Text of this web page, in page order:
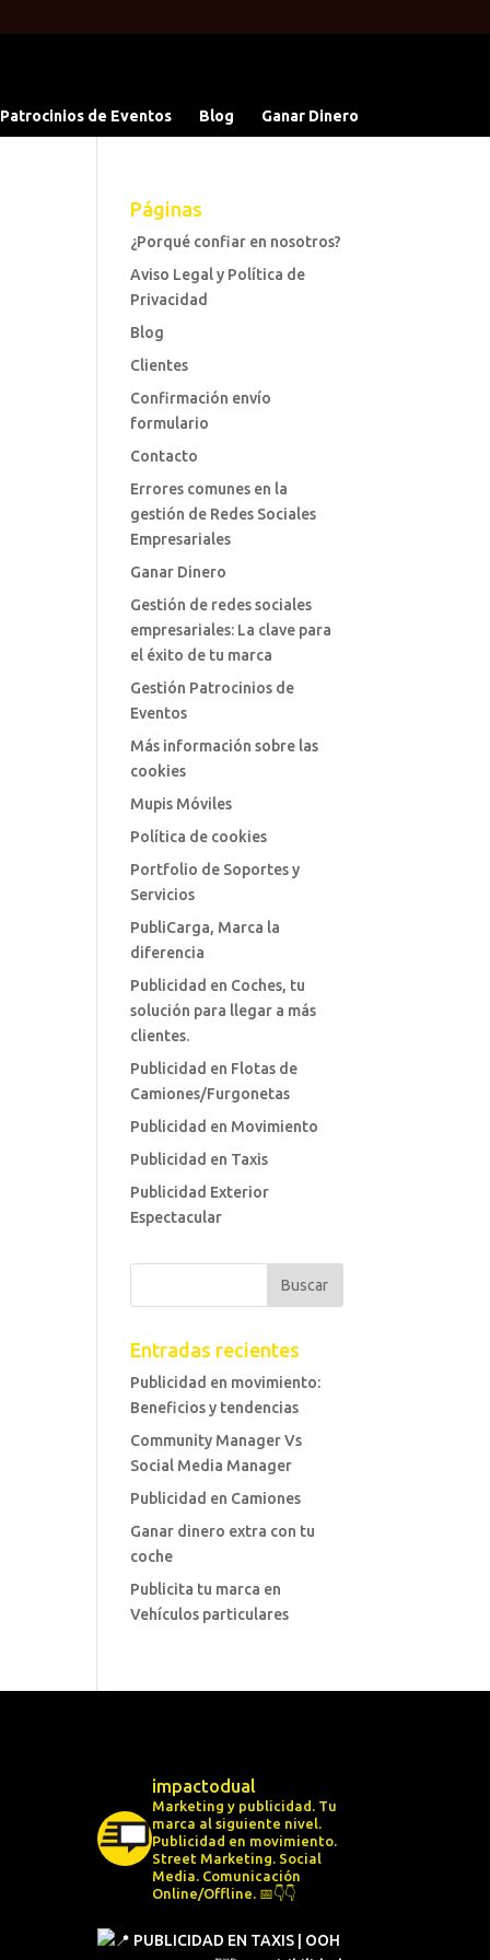
de Eventos Blog Ganar Dinero
Páginas
¿Porqué confiar en nosotros?
Aviso Legal y Política de
Privacidad
Blog
Clientes
Confirmación envío
formulario
Contacto
Errores comunes en la
gestión de Redes Sociales
Empresariales
Ganar Dinero
Gestión de redes sociales
empresariales: La clave para
el éxito de tu marca
Gestión Patrocinios de
Eventos
Más información sobre las
cookies
Mupis Móviles
Política de cookies
Portfolio de Soportes y
Servicios
PubliCarga, Marca la
diferencia
Publicidad en Coches, tu
solución para llegar a más
clientes.
Publicidad en Flotas de
Camiones/Furgonetas
Publicidad en Movimiento
Publicidad en Taxis
Publicidad Exterior
Espectacular
Entradas recientes
Publicidad en movimiento:
Beneficios y tendencias
Community Manager Vs
Social Media Manager
Publicidad en Camiones
Ganar dinero extra con tu
coche
Publicita tu marca en
Vehículos particulares
impactodual
Marketing y publicidad. Tu
marca al siguiente nivel.
Publicidad en movimiento.
Street Marketing. Social
Media. Comunicación
Online/Offline. 📅👇👇